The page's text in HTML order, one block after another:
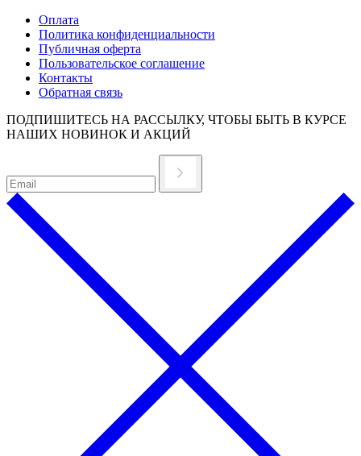
Оплата
Политика конфиденциальности
Публичная оферта
Пользовательское соглашение
Контакты
Обратная связь
ПОДПИШИТЕСЬ НА РАССЫЛКУ, ЧТОБЫ БЫТЬ В КУРСЕ
НАШИХ НОВИНОК И АКЦИЙ